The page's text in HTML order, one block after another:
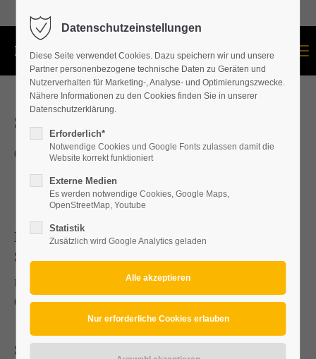
SCHÖNES NEUES JAHR
08.01.2021. 13:18
Dachdecker/Dachdeckerei u.
Spengler/Spenglerei Bezirk Mattersburg
Dachdeckerei u. Spenglerei Bezirk Mattersburg, Eisenstadt,
Oberpullendorf, Baden, Wr.Neustadt, Neunkirchen
SCHÖNES NEUES JAHR
Datenschutzeinstellungen
Diese Seite verwendet Cookies. Dazu speichern wir und unsere
Partner personenbezogene technische Daten zu Geräten und
Nutzerverhalten für Marketing-, Analyse- und Optimierungszwecke.
Nähere Informationen zu den Cookies finden Sie in unserer
Datenschutzerklärung.
Erforderlich*
Notwendige Cookies und Google Fonts zulassen damit die
Website korrekt funktioniert
Externe Medien
Es werden notwendige Cookies, Google Maps,
OpenStreetMap, Youtube
Statistik
Zusätzlich wird Google Analytics geladen